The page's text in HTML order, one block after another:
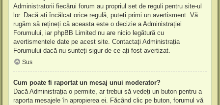
Administratorii fiecărui forum au propriul set de reguli pentru site-ul
lor. Dacă ați încălcat orice regulă, puteți primi un avertisment. Vă
rugăm să rețineți că aceasta este o decizie a Administrației
Forumului, iar phpBB Limited nu are nicio legătură cu
avertismentele date pe acest site. Contactați Administrația
Forumului dacă nu sunteți sigur de ce ați fost avertizat.
Sus
Cum poate fi raportat un mesaj unui moderator?
Dacă Administrația o permite, ar trebui să vedeți un buton pentru a
raporta mesajele în apropierea ei. Făcând clic pe buton, forumul vă